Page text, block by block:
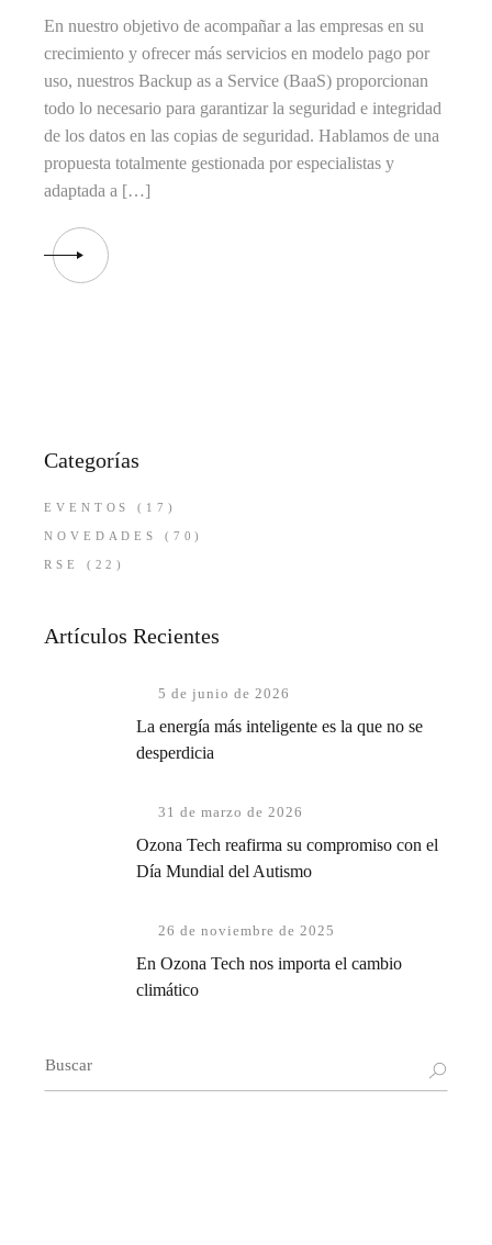
En nuestro objetivo de acompañar a las empresas en su
crecimiento y ofrecer más servicios en modelo pago por
uso, nuestros Backup as a Service (BaaS) proporcionan
todo lo necesario para garantizar la seguridad e integridad
de los datos en las copias de seguridad. Hablamos de una
propuesta totalmente gestionada por especialistas y
adaptada a […]
Categorías
EVENTOS (17)
NOVEDADES (70)
RSE (22)
Artículos Recientes
5 de junio de 2026
La energía más inteligente es la que no se
desperdicia
31 de marzo de 2026
Ozona Tech reafirma su compromiso con el
Día Mundial del Autismo
26 de noviembre de 2025
En Ozona Tech nos importa el cambio
climático
Buscar: